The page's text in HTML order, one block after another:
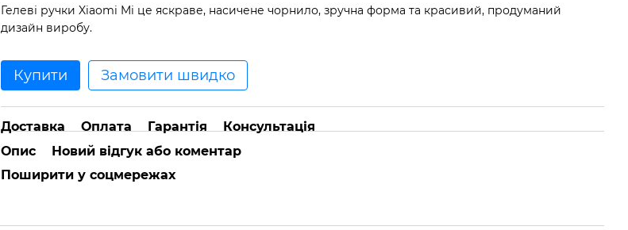
Гелеві ручки Xiaomi Mi це яскраве, насичене чорнило, зручна форма та красивий, продуманий
дизайн виробу.
Купити Замовити швидко
Доставка Оплата Гарантія
Консультація
Опис
Новий відгук або коментар
Поширити у соцмережах